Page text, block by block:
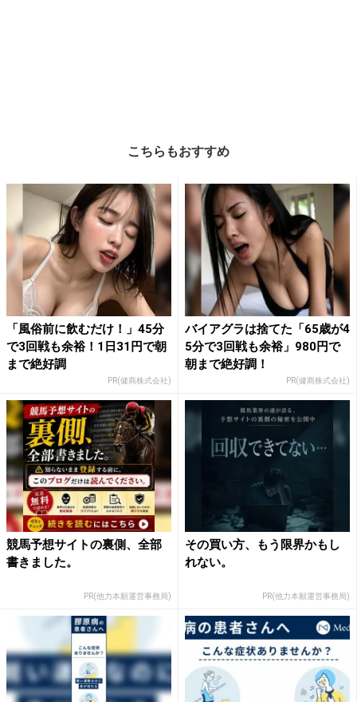
こちらもおすすめ
「風俗前に飲むだけ！」45分
で3回戦も余裕！1日31円で朝
まで絶好調
PR(健商株式会社)
バイアグラは捨てた「65歳が4
5分で3回戦も余裕」980円で
朝まで絶好調！
PR(健商株式会社)
競馬予想サイトの裏側、全部
書きました。
PR(他力本願運営事務局)
その買い方、もう限界かもし
れない。
PR(他力本願運営事務局)